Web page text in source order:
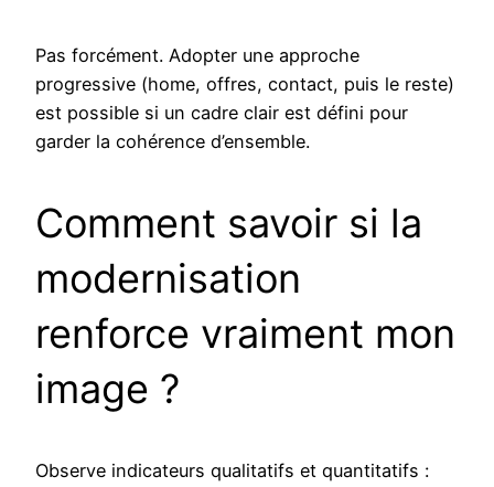
Pas forcément. Adopter une approche
progressive (home, offres, contact, puis le reste)
est possible si un cadre clair est défini pour
garder la cohérence d’ensemble.
Comment savoir si la
modernisation
renforce vraiment mon
image ?
Observe indicateurs qualitatifs et quantitatifs :